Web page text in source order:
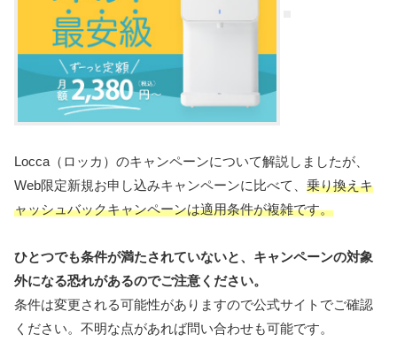
Locca（ロッカ）のキャンペーンについて解説しましたが、
Web限定新規お申し込みキャンペーンに比べて、 乗り換えキ
ャッシュバックキャンペーンは適用条件が複雑です。
ひとつでも条件が満たされていないと、キャンペーンの対象
外になる恐れがあるのでご注意ください。
条件は変更される可能性がありますので公式サイトでご確認
ください。不明な点があれば問い合わせも可能です。